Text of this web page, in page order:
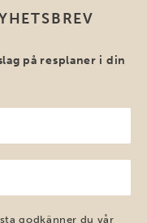
på resplaner i din
godkänner du vår